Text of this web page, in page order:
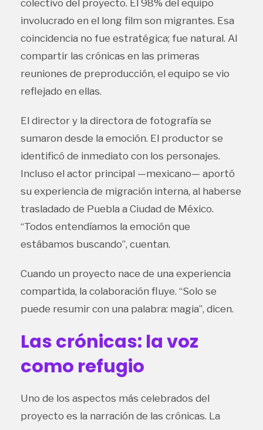
colectivo del proyecto. El 98% del equipo
involucrado en el long film son migrantes. Esa
coincidencia no fue estratégica; fue natural. Al
compartir las crónicas en las primeras
reuniones de preproducción, el equipo se vio
reflejado en ellas.
El director y la directora de fotografía se
sumaron desde la emoción. El productor se
identificó de inmediato con los personajes.
Incluso el actor principal —mexicano— aportó
su experiencia de migración interna, al haberse
trasladado de Puebla a Ciudad de México.
“Todos entendíamos la emoción que
estábamos buscando”, cuentan.
Cuando un proyecto nace de una experiencia
compartida, la colaboración fluye. “Solo se
puede resumir con una palabra: magia”, dicen.
Las crónicas: la voz
como refugio
Uno de los aspectos más celebrados del
proyecto es la narración de las crónicas. La